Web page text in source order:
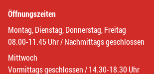
Öffnungszeiten
Montag, Dienstag, Donnerstag, Freitag
08.00-11.45 Uhr / Nachmittags geschlossen
Mittwoch
Vormittags geschlossen / 14.30-18.30 Uhr